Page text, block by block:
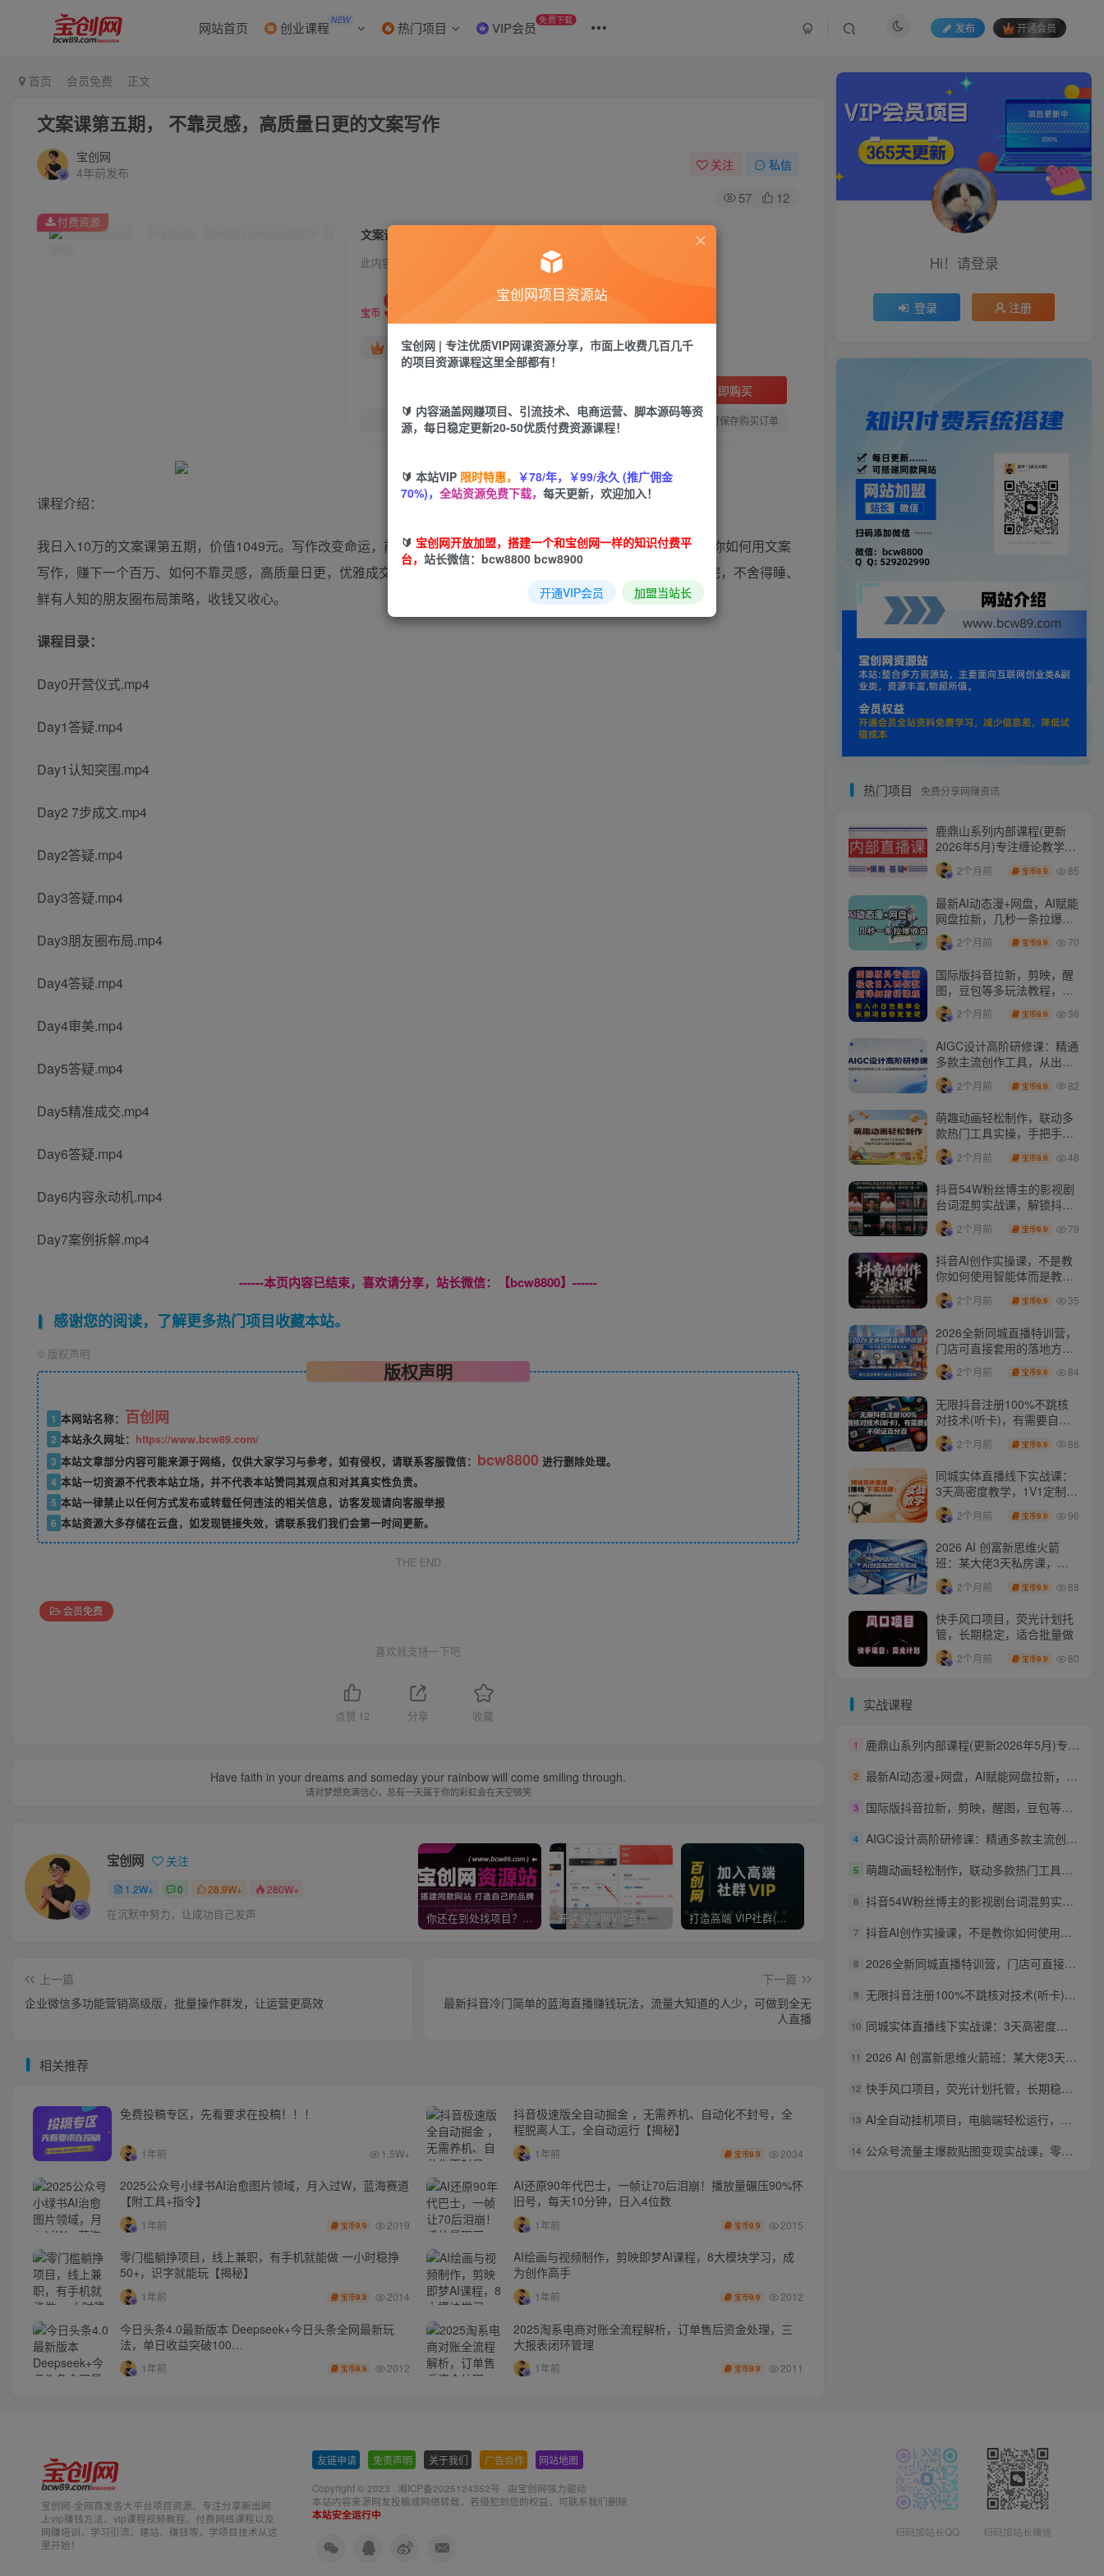
网站首页 创业课程 NEW 热门项目 VIP会员 免费下载
发布 开通会员
首页 会员免费 正文
文案课第五期， 不靠灵感，高质量日更的文案写作
宝创网
4年前发布
关注 私信
57 12
文案课第五期， 不靠灵感，高质量日更的文案写作
此内容为付费资源，请付费后查看
宝币 9.9
年卡会员免费 永久会员免费
立即购买
您当前未登录！建议登陆后购买，可保存购买订单
付费资源
课程介绍：
我日入10万的文案课第五期，价值1049元。写作改变命运，前提，认知到位。好布局，让用户不看完，不舍得睡。教你如何用文案
写作，赚下一个百万、如何不靠灵感，高质量日更，优雅成交、让普通文案不普通的修改思路、好布局，让用户不看完，不舍得睡、
鲜有人知的朋友圈布局策略，收钱又收心。
课程目录：
Day0开营仪式.mp4
Day1答疑.mp4
Day1认知突围.mp4
Day2 7步成文.mp4
Day2答疑.mp4
Day3答疑.mp4
Day3朋友圈布局.mp4
Day4答疑.mp4
Day4审美.mp4
Day5答疑.mp4
Day5精准成交.mp4
Day6答疑.mp4
Day6内容永动机.mp4
Day7案例拆解.mp4
------本页内容已结束，喜欢请分享，站长微信：【bcw8800】------
感谢您的阅读，了解更多热门项目收藏本站。
© 版权声明
版权声明
1 本网站名称： 百创网
2 本站永久网址： https://www.bcw89.com/
3 本站文章部分内容可能来源于网络，仅供大家学习与参考，如有侵权，请联系客服微信： bcw8800 进行删除处理。
4 本站一切资源不代表本站立场，并不代表本站赞同其观点和对其真实性负责。
5 本站一律禁止以任何方式发布或转载任何违法的相关信息，访客发现请向客服举报
6 本站资源大多存储在云盘，如发现链接失效，请联系我们我们会第一时间更新。
THE END
会员免费
喜欢就支持一下吧
点赞 12 分享 收藏
Have faith in your dreams and someday your rainbow will come smiling through.
请对梦想充满信心，总有一天属于你的彩虹会在天空微笑
宝创网 关注
1.2W+ 0 28.9W+ 280W+
在沉默中努力，让成功自己发声 你还在到处找项目？还在当韭菜？我靠卖项目一个月收入5万+，曾经我也是个失败者。 开通宝创网VIP会员，尊享全站资源免费下载，享70%的推广提成！！【限时五折优惠】 打造高端 VIP社群(社群仅对网站用户开放)
上一篇
企业微信多功能营销高级版，批量操作群发，让运营更高效
下一篇
最新抖音冷门简单的蓝海直播赚钱玩法，流量大知道的人少，可做到全无
人直播
相关推荐
免费投稿专区，先看要求在投稿！！！
1年前 1.5W+
抖音极速版全自动掘金 ，无需养机、自动化不封号，全
程脱离人工，全自动运行【揭秘】
1年前 宝币9.9 2034
2025公众号小绿书AI治愈图片领域，月入过W，蓝海赛道
【附工具+指令】
1年前 宝币9.9 2019
AI还原90年代巴士，一帧让70后泪崩！播放量碾压90%怀
旧号，每天10分钟，日入4位数
1年前 宝币9.9 2015
零门槛躺挣项目，线上兼职，有手机就能做 一小时稳挣
50+，识字就能玩【揭秘】
1年前 宝币9.9 2014
AI绘画与视频制作，剪映即梦AI课程，8大模块学习，成
为创作高手
1年前 宝币9.9 2012
今日头条4.0最新版本 Deepseek+今日头条全网最新玩
法，单日收益突破100…
1年前 宝币9.9 2012
2025淘系电商对账全流程解析，订单售后资金处理，三
大报表闭环管理
1年前 宝币9.9 2011
Hi！请登录
登录 注册
热门项目 免费分享网赚资讯
鹿鼎山系列内部课程(更新
2026年5月)专注缠论教学，
行情分析、学习答疑、机会
提示、实操讲解
2个月前 宝币9.9 85
最新AI动态漫+网盘，AI赋能
网盘拉新，几秒一条拉爆收
益
2个月前 宝币9.9 70
国际版抖音拉新，剪映，醒
图，豆包等多玩法教程，长
期可做的项目，轻松日入四
位数，深度揭秘玩法，干就
2个月前 宝币9.9 36
AIGC设计高阶研修课：精通
多款主流创作工具，从出图
建模到模型训练全面进阶
2个月前 宝币9.9 82
萌趣动画轻松制作，联动多
款热门工具实操，手把手打
造可爱胖橘猫趣味动画
2个月前 宝币9.9 48
抖音54W粉丝博主的影视剧
台词混剪实战课，解锁抖音
伙伴计划+精选独家收益，
新手零门槛上手
2个月前 宝币9.9 79
抖音AI创作实操课，不是教
你如何使用智能体而是教你
如何利用智能体变现(更新5
月) 2个月前 宝币9.9 35
2026全新同城直播特训营，
门店可直接套用的落地方
法，助力实体商家打通线上
同城流量渠道
2个月前 宝币9.9 84
无限抖音注册100%不跳核
对技术(听卡)，有需要自
测，不保证百分百
2个月前 宝币9.9 86
同城实体直播线下实战课：
3天高密度教学，1V1定制货
盘话术快速实现同城爆店
2个月前 宝币9.9 96
2026 AI 创富新思维火箭
班：某大佬3天私房课，一
人公司实体获客商机洞察
2个月前 宝币9.9 88
快手风口项目，荧光计划托
管，长期稳定，适合批量做
2个月前 宝币9.9 80
实战课程
1 鹿鼎山系列内部课程(更新2026年5月)专注缠论教学，行情分析、学习答疑、机会提示、实操讲解
2 最新AI动态漫+网盘，AI赋能网盘拉新，几秒一条拉爆收益
3 国际版抖音拉新，剪映，醒图，豆包等多玩法教程，长期可做的项目，轻松日入四位数，深度揭秘玩法，干就完了
4 AIGC设计高阶研修课：精通多款主流创作工具，从出图建模到模型训练全面进阶
5 萌趣动画轻松制作，联动多款热门工具实操，手把手打造可爱胖橘猫趣味动画
6 抖音54W粉丝博主的影视剧台词混剪实战课，解锁抖音伙伴计划+精选独家收益，新手零门槛上手
7 抖音AI创作实操课，不是教你如何使用智能体而是教你如何利用智能体变现(更新5月)
8 2026全新同城直播特训营，门店可直接套用的落地方法，助力实体商家打通线上同城流量渠道
9 无限抖音注册100%不跳核对技术(听卡)，有需要自测，不保证百分百
10 同城实体直播线下实战课：3天高密度教学，1V1定制货盘话术快速实现同城爆店
11 2026 AI 创富新思维火箭班：某大佬3天私房课，一人公司实体获客商机洞察
12 快手风口项目，荧光计划托管，长期稳定，适合批量做
13 AI全自动挂机项目，电脑端轻松运行，稳定日入500+，零门槛上手
14 公众号流量主爆款贴图变现实战课，零基础AI一键出图，轻松日入100+稳定收益
宝创网-全网首发各大平台项目资源、专注分享新出网
上vip赚钱方法、vip课程视频教程、付费网络课程以及
网赚培训，学习引流、建站、赚钱等，学项目技术从这
里开始！
友链申请 免责声明 关于我们 广告合作 网站地图
Copyright © 2023 · 湘ICP备2025124352号 · 由宝创网强力驱动
本站内容来源网友投稿或网络转载，若侵犯到您的权益，可联系我们删除
本站安全运行中
扫码加站长QQ 扫码加站长微信
宝创网项目资源站
宝创网 | 专注优质VIP网课资源分享，市面上收费几百几千
的项目资源课程这里全部都有！
🔰 内容涵盖网赚项目、引流技术、电商运营、脚本源码等资
源，每日稳定更新20-50优质付费资源课程！
🔰 本站VIP 限时特惠， ￥78/年，￥99/永久 (推广佣金
70%)， 全站资源免费下载， 每天更新，欢迎加入！
🔰 宝创网开放加盟，搭建一个和宝创网一样的知识付费平
台， 站长微信：bcw8800 bcw8900
开通VIP会员 加盟当站长